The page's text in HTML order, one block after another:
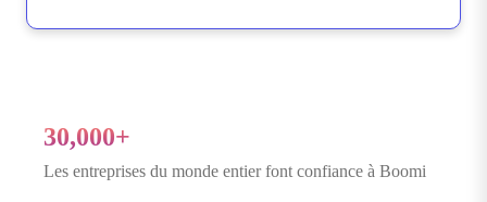
30,000+
Les entreprises du monde entier font confiance à Boomi